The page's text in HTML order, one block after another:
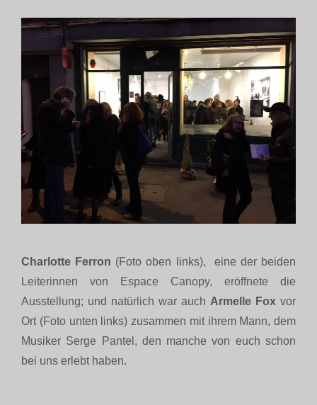
Charlotte Ferron (Foto oben links), eine der beiden
Leiterinnen von Espace Canopy, eröffnete die
Ausstellung; und natürlich war auch Armelle Fox vor
Ort (Foto unten links) zusammen mit ihrem Mann, dem
Musiker Serge Pantel, den manche von euch schon
bei uns erlebt haben.